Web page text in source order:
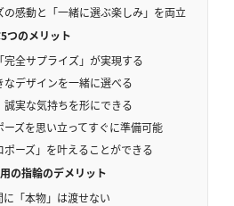
感動と「一緒に選ぶ楽しみ」を両立
つのメリット
全サプライズ」が実現する
デザインを一緒に選べる
実な気持ちを形にできる
ズを思い立ってすぐに準備可能
ーズ」を叶えることができる
の指輪のデメリット
「本物」は渡せない